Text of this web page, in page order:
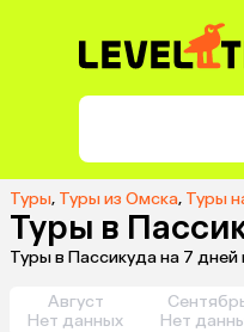
Туры, Туры из Омска, Туры
Туры в
Туры в Пассикуда на 7
Август
Нет данных
Нет